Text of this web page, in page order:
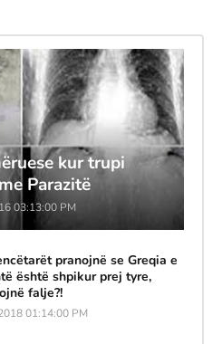
kur trupi
Parazitë
03:13:00 PM
pranojnë se Greqia e
është shpikur prej tyre,
falje?!
01:14:00 PM